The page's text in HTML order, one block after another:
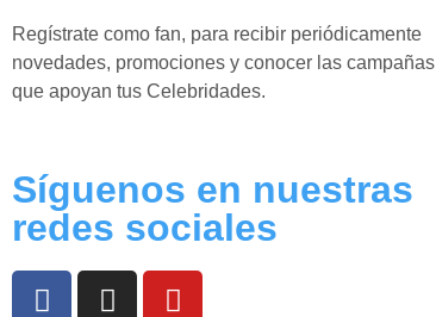
Regístrate como fan, para recibir periódicamente
novedades, promociones y conocer las campañas
que apoyan tus Celebridades.
Síguenos en nuestras
redes sociales